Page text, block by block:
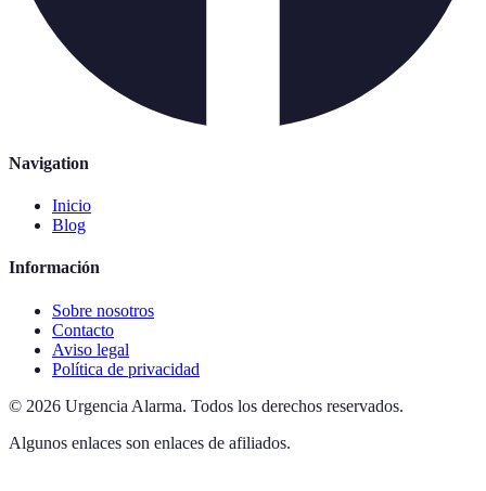
Navigation
Inicio
Blog
Información
Sobre nosotros
Contacto
Aviso legal
Política de privacidad
© 2026 Urgencia Alarma. Todos los derechos reservados.
Algunos enlaces son enlaces de afiliados.